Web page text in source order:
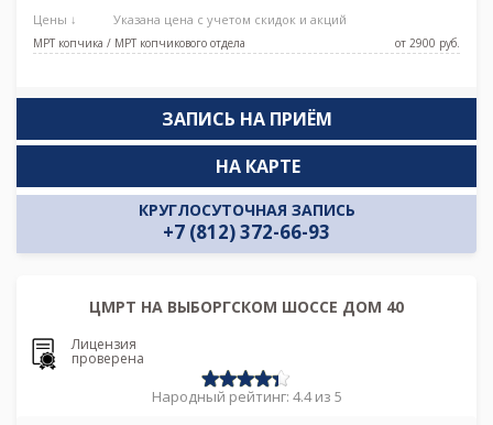
Цены ↓ Указана цена с учетом скидок и акций
МРТ копчика / МРТ копчикового отдела от 2900 pуб.
ЗАПИСЬ НА ПРИЁМ
КРУГЛОСУТОЧНАЯ ЗАПИСЬ
+7 (812) 372-66-93
НА КАРТЕ
ЦМРТ НА ВЫБОРГСКОМ ШОССЕ ДОМ 40
Лицензия
проверена
Народный рейтинг: 4.4 из 5